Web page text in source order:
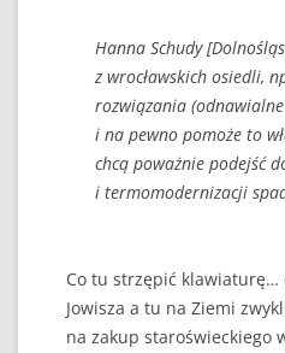
Hanna Schudy
z wrocławskich osiedli,
rozwiązania
i na pewno pomoże to
chcą poważnie podejść
i termomodernizacji
Co tu strzępić
Jowisza a tu na Ziemi
na zakup staroświeckiego